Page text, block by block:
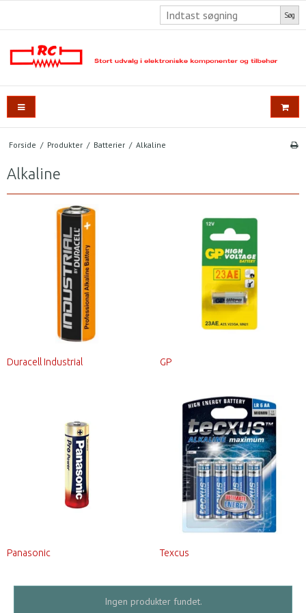
Søg
Forside / Produkter / Batterier / Alkaline
Alkaline
Duracell Industrial GP
Panasonic Texcus
Ingen produkter fundet.